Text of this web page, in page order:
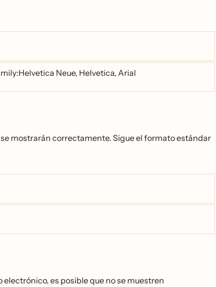
Neue, Helvetica, Arial
mostrarán correctamente. Sigue el formato estándar
es posible que no se muestren